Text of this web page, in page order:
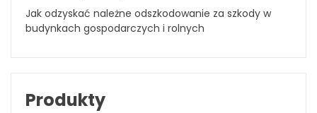
Jak odzyskać należne odszkodowanie za szkody w
budynkach gospodarczych i rolnych
Produkty